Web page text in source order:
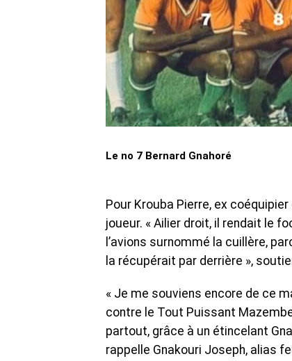
Le no 7 Bernard Gnahoré
Pour Krouba Pierre, ex
joueur. « Ailier droit, il rendait le
l’avions surnommé la cuillère,
la récupérait par derrière »,
« Je me souviens encore de ce
contre le Tout Puissant
partout, grâce à un étincelant
rappelle Gnakouri Joseph, alias